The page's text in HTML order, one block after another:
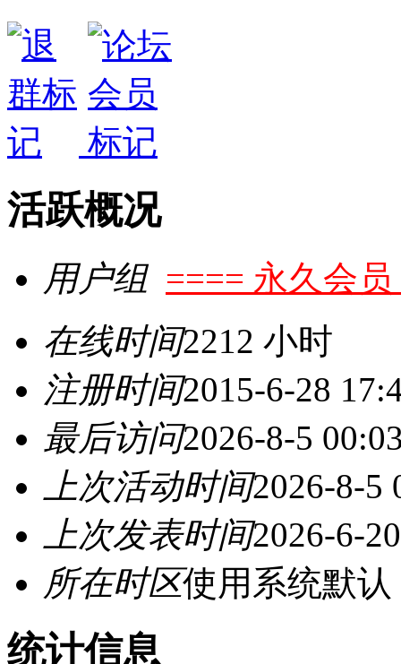
活跃概况
用户组 ==== 永久会员
在线时间2212 小时
注册时间2015-6-28
最后访问2026-8-5
上次活动时间2026-8-5
上次发表时间2026-6-
所在时区使用系统默认
统计信息